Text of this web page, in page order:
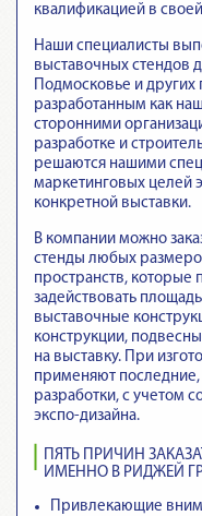
квалификацией в
Наши специалисты
выставочных стендов
Подмосковье и других
разработанным как
сторонними
разработке и
решаются нашими
маркетинговых целей
конкретной выставки.
В компании можно
стенды любых
пространств, которые
задействовать
выставочные
конструкции,
на выставку. При
применяют
разработки, с учетом
экспо-дизайна.
ПЯТЬ ПРИЧИН
ИМЕННО В РИДЖЕЙ
Привлекающие